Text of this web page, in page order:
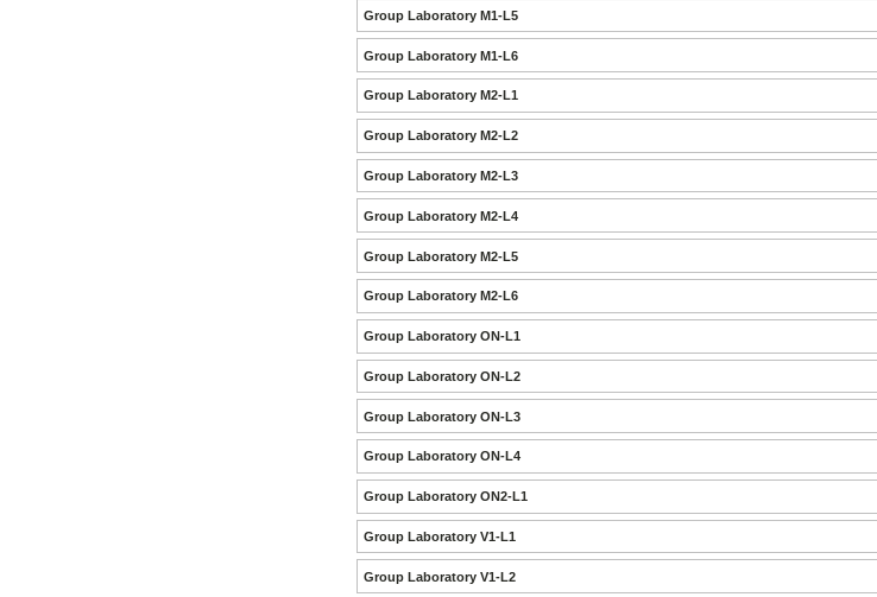
Group Laboratory M1-L5
Group Laboratory M1-L6
Group Laboratory M2-L1
Group Laboratory M2-L2
Group Laboratory M2-L3
Group Laboratory M2-L4
Group Laboratory M2-L5
Group Laboratory M2-L6
Group Laboratory ON-L1
Group Laboratory ON-L2
Group Laboratory ON-L3
Group Laboratory ON-L4
Group Laboratory ON2-L1
Group Laboratory V1-L1
Group Laboratory V1-L2